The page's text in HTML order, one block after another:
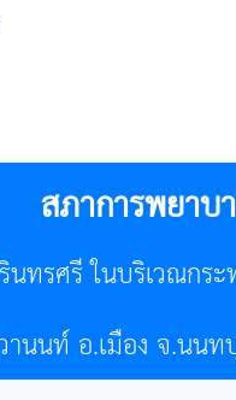
สภาการพยาบ
นทรศรี ในบริเวณกร
านนท์ อ.เมือง จ.นน